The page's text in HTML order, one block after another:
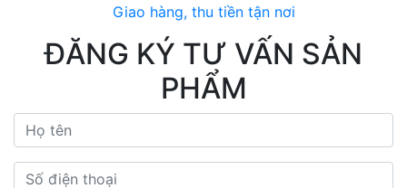
Giao hàng, thu tiền tận nơi
ĐĂNG KÝ TƯ VẤN SẢN
PHẨM